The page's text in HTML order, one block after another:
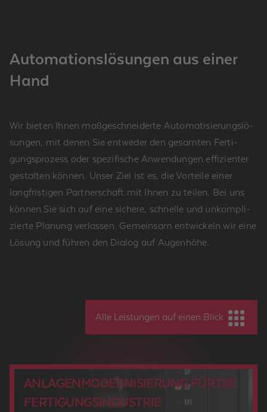
Au­to­ma­ti­ons­lö­sun­gen aus einer
Hand
Wir bie­ten Ihnen ma­ß­ge­schnei­der­te Au­to­ma­ti­sie­rungs­lö­
sun­gen, mit denen Sie ent­we­der den ge­sam­ten Fer­ti­
gungs­pro­zess oder spe­zi­fi­sche An­wen­dun­gen ef­fi­zi­en­ter
ge­stal­ten kön­nen. Unser Ziel ist es, die Vor­tei­le einer
lang­fris­ti­gen Part­ner­schaft mit Ihnen zu tei­len. Bei uns
kön­nen Sie sich auf eine si­che­re, schnel­le und un­kom­pli­
zier­te Pla­nung ver­las­sen. Ge­mein­sam ent­wi­ckeln wir eine
Lö­sung und füh­ren den Dia­log auf Au­gen­hö­he.
Alle Leistungen auf einen Blick
AN­LA­GEN­MO­DER­NI­SIE­RUNG FÜR DIE
FER­TI­GUNGS­IN­DUS­TRIE